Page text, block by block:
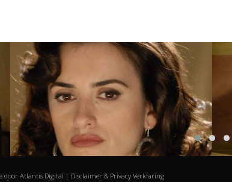
door Atlantis Digital | Disclaimer & Privacy Verklaring